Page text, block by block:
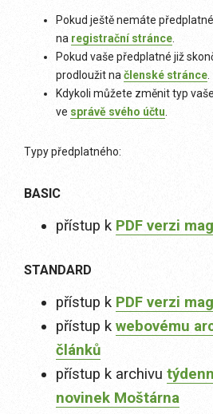
Pokud ještě nemáte
na registrační stránce.
Pokud vaše předplatné již
prodloužit načlenské stránce.
Kdykoli můžete změnit typ
ve správě svého účtu.
Typy předplatného:
BASIC
přístup k PDF verzi
STANDARD
přístup k PDF verzi
přístup k webovému
článků
přístup k archivu
novinek Moštárna